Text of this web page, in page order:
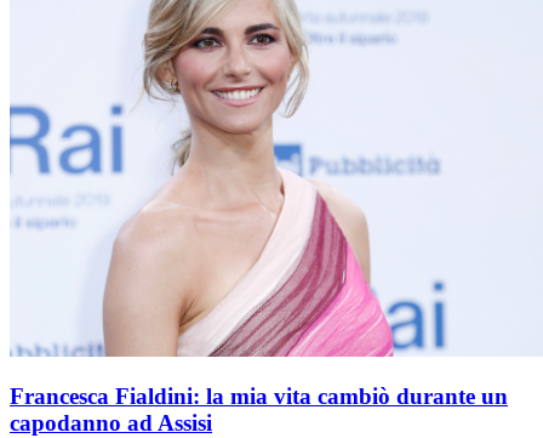
Francesca Fialdini: la mia vita cambiò durante un
capodanno ad Assisi